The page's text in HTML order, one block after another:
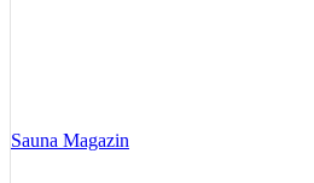
Sauna Magazin